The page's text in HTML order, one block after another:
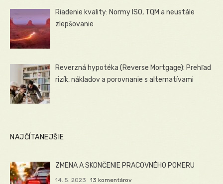
Riadenie kvality: Normy ISO, TQM a neustále
zlepšovanie
Reverzná hypotéka (Reverse Mortgage): Prehľad
rizík, nákladov a porovnanie s alternatívami
NAJČÍTANEJŠIE
ZMENA A SKONČENIE PRACOVNÉHO POMERU
14. 5. 2023 13 komentárov